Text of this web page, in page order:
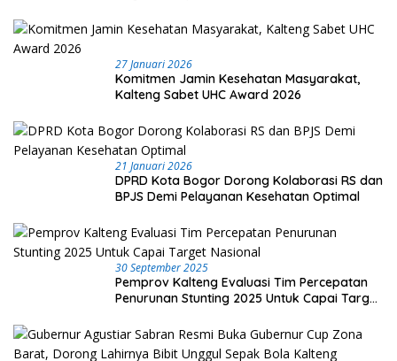
27 Januari 2026
Komitmen Jamin Kesehatan Masyarakat,
Kalteng Sabet UHC Award 2026
21 Januari 2026
DPRD Kota Bogor Dorong Kolaborasi RS dan
BPJS Demi Pelayanan Kesehatan Optimal
30 September 2025
Pemprov Kalteng Evaluasi Tim Percepatan
Penurunan Stunting 2025 Untuk Capai Target